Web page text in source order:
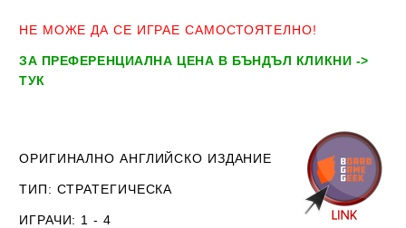
НЕ МОЖЕ ДА СЕ ИГРАЕ САМОСТОЯТЕЛНО!
ЗА ПРЕФЕРЕНЦИАЛНА ЦЕНА В БЪНДЪЛ КЛИКНИ ->
ТУК
ОРИГИНАЛНО АНГЛИЙСКО ИЗДАНИЕ
ТИП: СТРАТЕГИЧЕСКА
ИГРАЧИ: 1 - 4